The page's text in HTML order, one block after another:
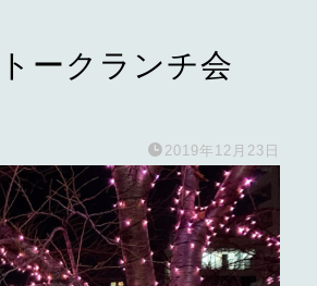
ークランチ会
2019年12月23日